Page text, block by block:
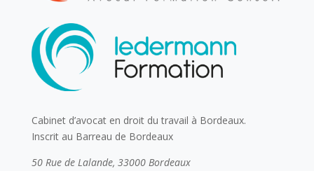
Cabinet d’avocat en droit du travail à Bordeaux.
Inscrit au Barreau de Bordeaux
50 Rue de Lalande, 33000 Bordeaux